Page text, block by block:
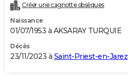
Créer une cagnotte obsèques
Naissance
01/07/1953 à AKSARAY TURQUIE
Décès
23/11/2023 à Saint-Priest-en-Jarez